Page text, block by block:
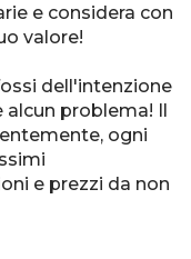
e considera con
valore!
dell'intenzione
alcun problema! Il
ogni
e prezzi da non